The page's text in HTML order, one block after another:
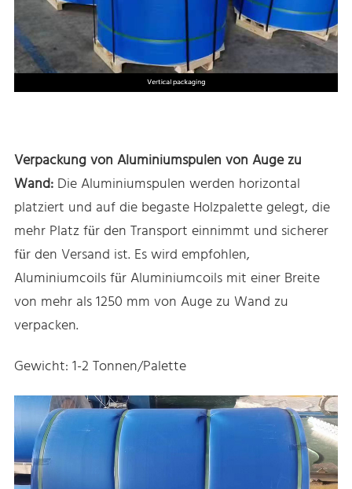
Verpackung von Aluminiumspulen von Auge zu
Wand:Die Aluminiumspulen werden horizontal
platziert und auf die begaste Holzpalette gelegt, die
mehr Platz für den Transport einnimmt und sicherer
für den Versand ist. Es wird empfohlen,
Aluminiumcoils für Aluminiumcoils mit einer Breite
von mehr als 1250 mm von Auge zu Wand zu
verpacken.
Gewicht: 1-2 Tonnen/Palette